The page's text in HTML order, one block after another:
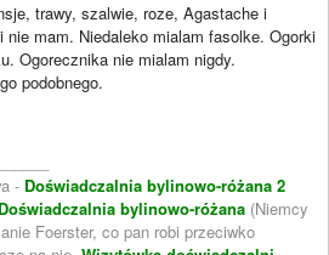
trawy, szalwie, roze, Agastache i
nie mam. Niedaleko mialam fasolke. Ogorki
Ogorecznika nie mialam nigdy.
podobnego.
- Doświadczalnia bylinowo-różana 2
Doświadczalnia bylinowo-różana (Niemcy
Foerster, co pan robi przeciwko